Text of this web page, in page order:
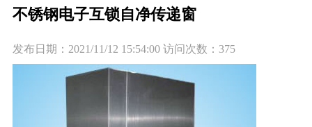
不锈钢电子互锁自净传递窗
发布日期： 2021/11/12 15:54:00 访问次数： 375